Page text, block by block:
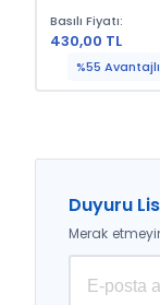
Dilekçi, Yusuf Badavan,
Ömer Seven, Abdullah
Elmas, Bayram Bozkurt,
Songül Altınışık, Neşe
Basılı Fiyatı:
430,00 TL
%55 Avantajlı
Duyuru
Merak